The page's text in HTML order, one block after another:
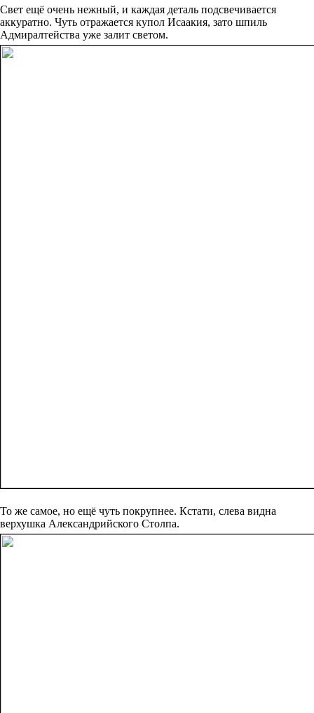
Свет ещё очень нежный, и каждая деталь подсвечивается
аккуратно. Чуть отражается купол Исаакия, зато шпиль
Адмиралтейства уже залит светом.
То же самое, но ещё чуть покрупнее. Кстати, слева видна
верхушка Александрийского Столпа.